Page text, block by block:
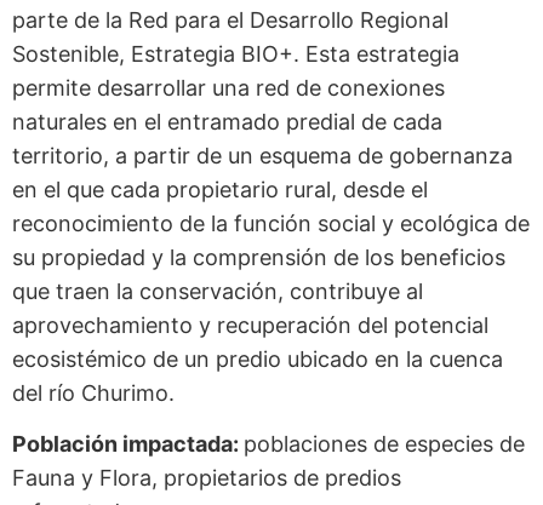
parte de la Red para el Desarrollo Regional
Sostenible, Estrategia BIO+. Esta estrategia
permite desarrollar una red de conexiones
naturales en el entramado predial de cada
territorio, a partir de un esquema de gobernanza
en el que cada propietario rural, desde el
reconocimiento de la función social y ecológica de
su propiedad y la comprensión de los beneficios
que traen la conservación, contribuye al
aprovechamiento y recuperación del potencial
ecosistémico de un predio ubicado en la cuenca
del río Churimo.
Población impactada: poblaciones de especies de
Fauna y Flora, propietarios de predios